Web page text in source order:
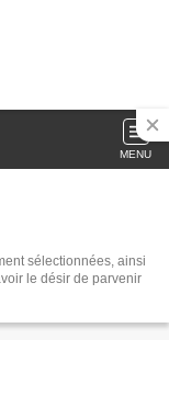
MENU
sélectionnées, ainsi
le désir de parvenir